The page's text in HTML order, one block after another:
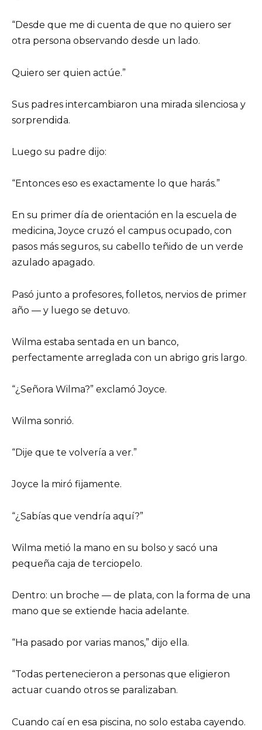
“Desde que me di cuenta de que no quiero ser
otra persona observando desde un lado.
Quiero ser quien actúe.”
Sus padres intercambiaron una mirada silenciosa y
sorprendida.
Luego su padre dijo:
“Entonces eso es exactamente lo que harás.”
En su primer día de orientación en la escuela de
medicina, Joyce cruzó el campus ocupado, con
pasos más seguros, su cabello teñido de un verde
azulado apagado.
Pasó junto a profesores, folletos, nervios de primer
año — y luego se detuvo.
Wilma estaba sentada en un banco,
perfectamente arreglada con un abrigo gris largo.
“¿Señora Wilma?” exclamó Joyce.
Wilma sonrió.
“Dije que te volvería a ver.”
Joyce la miró fijamente.
“¿Sabías que vendría aquí?”
Wilma metió la mano en su bolso y sacó una
pequeña caja de terciopelo.
Dentro: un broche — de plata, con la forma de una
mano que se extiende hacia adelante.
“Ha pasado por varias manos,” dijo ella.
“Todas pertenecieron a personas que eligieron
actuar cuando otros se paralizaban.
Cuando caí en esa piscina, no solo estaba cayendo.